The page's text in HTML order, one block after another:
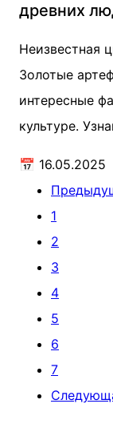
древних
Неизвестная
Золотые
интересные
культуре.
📅 16.05.2025
1
2
3
4
5
6
7